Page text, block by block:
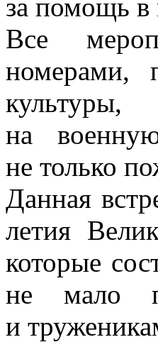
за помощь в
Все
номерами,
культуры,
на
не только
Данная
летия
которые
не мало
и